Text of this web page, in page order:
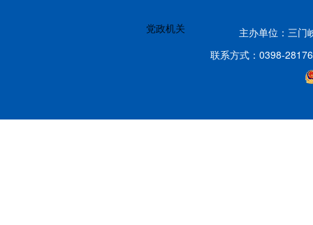
党政机关
主办单位：三
联系方式：0398-